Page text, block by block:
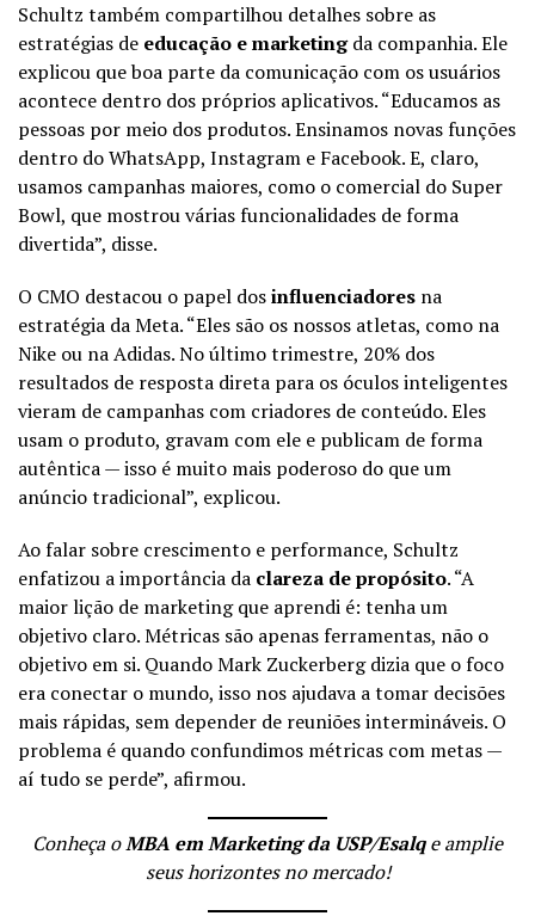
Schultz também compartilhou detalhes sobre as
estratégias de educação e marketingda companhia. Ele
explicou que boa parte da comunicação com os usuários
acontece dentro dos próprios aplicativos. “Educamos as
pessoas por meio dos produtos. Ensinamos novas funções
dentro do WhatsApp, Instagram e Facebook. E, claro,
usamos campanhas maiores, como o comercial do Super
Bowl, que mostrou várias funcionalidades de forma
divertida”, disse.
O CMO destacou o papel dosinfluenciadores na
estratégia da Meta. “Eles são os nossos atletas, como na
Nike ou na Adidas. No último trimestre, 20% dos
resultados de resposta direta para os óculos inteligentes
vieram de campanhas com criadores de conteúdo. Eles
usam o produto, gravam com ele e publicam de forma
autêntica — isso é muito mais poderoso do que um
anúncio tradicional”, explicou.
Ao falar sobre crescimento e performance, Schultz
enfatizou a importância da clareza de propósito. “A
maior lição de marketing que aprendi é: tenha um
objetivo claro. Métricas são apenas ferramentas, não o
objetivo em si. Quando Mark Zuckerberg dizia que o foco
era conectar o mundo, isso nos ajudava a tomar decisões
mais rápidas, sem depender de reuniões intermináveis. O
problema é quando confundimos métricas com metas —
aí tudo se perde”, afirmou.
Conheça oMBA em Marketing da USP/Esalqe amplie
seus horizontes no mercado!